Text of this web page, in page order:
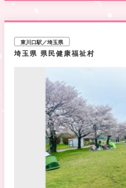
東川口駅／埼玉県
埼玉県 県民健康福祉村